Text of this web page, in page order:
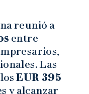
reunió a
entre
Las
EUR 395
y alcanzar